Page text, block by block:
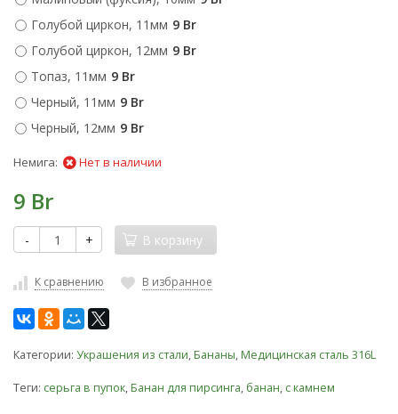
Голубой циркон, 11мм 9 Br
Голубой циркон, 12мм 9 Br
Топаз, 11мм 9 Br
Черный, 11мм 9 Br
Черный, 12мм 9 Br
Немига: Нет в наличии
9 Br
- + В корзину
К сравнению В избранное
Категории: Украшения из стали,Бананы,Медицинская сталь 316L
Теги: серьга в пупок,Банан для пирсинга, банан, с камнем